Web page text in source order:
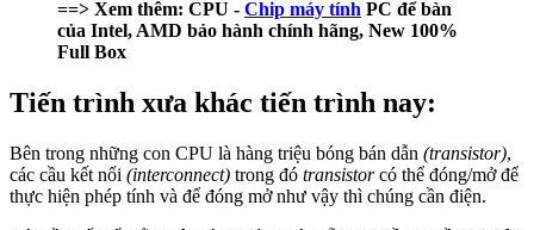
==> Xem thêm: CPU - Chip máy tính PC để bàn
của Intel, AMD bảo hành chính hãng, New 100%
Full Box
Tiến trình xưa khác tiến trình nay:
Bên trong những con CPU là hàng triệu bóng bán dẫn (transistor),
các cầu kết nối (interconnect) trong đó transistorcó thể đóng/mở để
thực hiện phép tính và để đóng mở như vậy thì chúng cần điện.